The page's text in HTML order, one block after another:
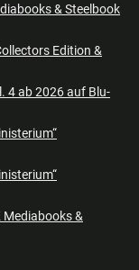
& Steelbook
Edition &
4 ab 2026 auf Blu-
Mediabooks &